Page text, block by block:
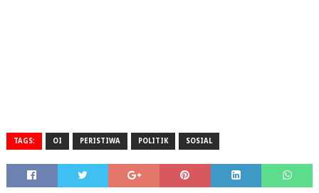
TAGS: OI PERISTIWA POLITIK SOSIAL